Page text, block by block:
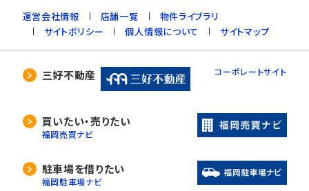
運営会社情報 店舗一覧
物件ライブラリ
サイトポリシー
個人情報について サイトマップ
三好不動産 コーポレートサイト
買いたい・売りたい
福岡売買ナビ
駐車場を借りたい
福岡駐車場ナビ